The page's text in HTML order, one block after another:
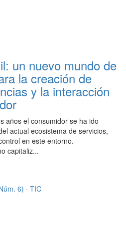
un nuevo mundo de
la creación de
y la interacción
años el consumidor se ha ido
actual ecosistema de servicios,
en este entorno.
capitaliz...
6) · TIC